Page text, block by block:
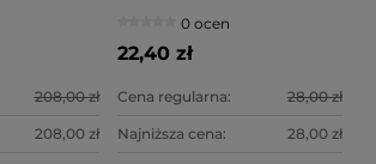
208,00 zł
208,00 zł
0 ocen
22,40 zł
Cena regularna: 28,00 zł
Najniższa cena: 28,00 zł